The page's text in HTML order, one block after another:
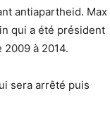
antiapartheid. Max
qui a été président
2009 à 2014.
sera arrêté puis